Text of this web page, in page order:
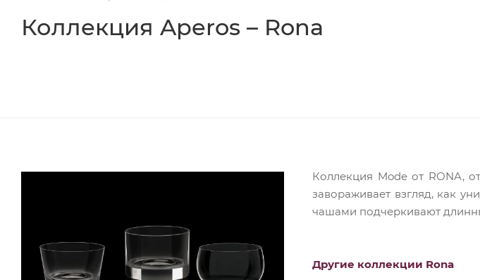
Коллекция Aperos – Rona
Коллекция Mode от RONA,
завораживает взгляд, как
чашами подчеркивают
Другие коллекции Rona